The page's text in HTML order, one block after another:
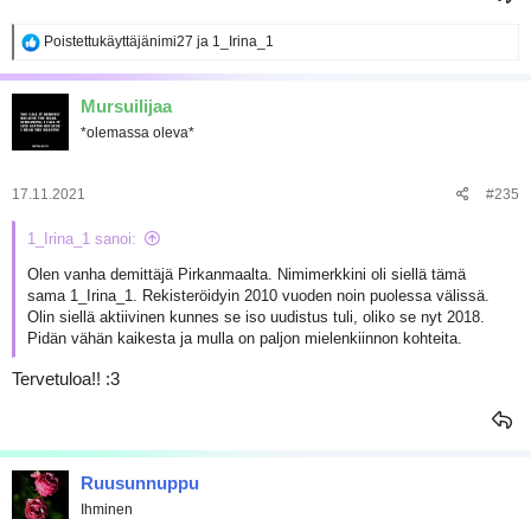
R
a
k
t
i
o
:
Poistettukäyttäjänimi27 ja 1_Irina_1
Mursuilijaa
*olemassa oleva*
17.11.2021 #235
1_Irina_1 sanoi:
Olen vanha demittäjä Pirkanmaalta. Nimimerkkini oli siellä tämä
sama 1_Irina_1. Rekisteröidyin 2010 vuoden noin puolessa välissä.
Olin siellä aktiivinen kunnes se iso uudistus tuli, oliko se nyt 2018.
Pidän vähän kaikesta ja mulla on paljon mielenkiinnon kohteita.
Tervetuloa!! :3
Ruusunnuppu
Ihminen